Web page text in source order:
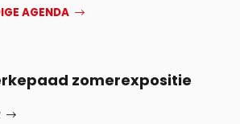
AGENDA
zomerexpositie